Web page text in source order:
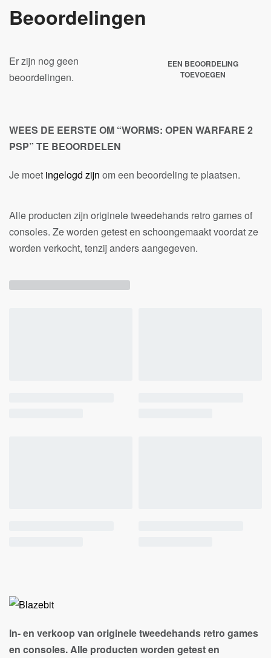
Beoordelingen
Er zijn nog geen
beoordelingen.
EEN BEOORDELING
TOEVOEGEN
WEES DE EERSTE OM “WORMS: OPEN WARFARE 2
PSP” TE BEOORDELEN
Je moet ingelogd zijn om een beoordeling te plaatsen.
Alle producten zijn originele tweedehands retro games of
consoles. Ze worden getest en schoongemaakt voordat ze
worden verkocht, tenzij anders aangegeven.
In- en verkoop van originele tweedehands retro games
en consoles. Alle producten worden getest en